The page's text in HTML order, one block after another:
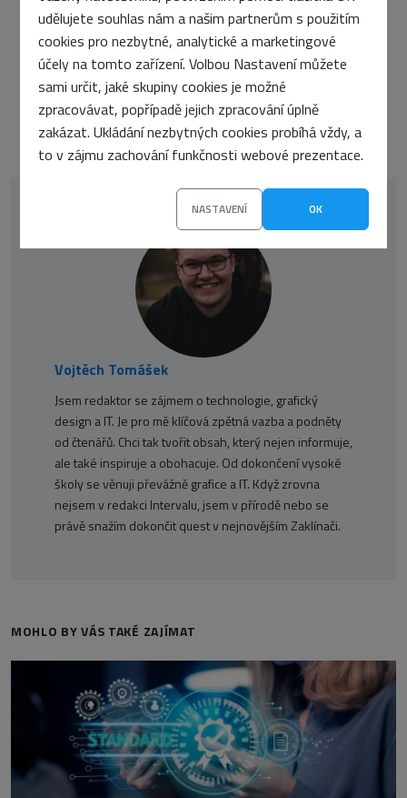
udělujete souhlas nám a našim partnerům s použitím
cookies pro nezbytné, analytické a marketingové
účely na tomto zařízení. Volbou Nastavení můžete
sami určit, jaké skupiny cookies je možné
zpracovávat, popřípadě jejich zpracování úplně
zakázat. Ukládání nezbytných cookies probíhá vždy, a
to v zájmu zachování funkčnosti webové prezentace.
NASTAVENÍ OK
PŘEDCHOZÍ ČLÁNEK
Zabezpečení API v éře AI: Nové výzvy a strategie
DALŠÍ ČLÁNEK
Pokuta 700 AUD pro Lululemon za posílání spamu
Vojtěch Tomášek
Jsem redaktor se zájmem o technologie, grafický
design a IT. Je pro mě klíčová zpětná vazba a podněty
od čtenářů. Chci tak tvořit obsah, který nejen informuje,
ale také inspiruje a obohacuje. Od dokončení vysoké
školy se věnuji převážně grafice a IT. Když zrovna
nejsem v redakci Intervalu, jsem v přírodě nebo se
právě snažím dokončit quest v nejnovějším Zaklínači.
MOHLO BY VÁS TAKÉ ZAJÍMAT